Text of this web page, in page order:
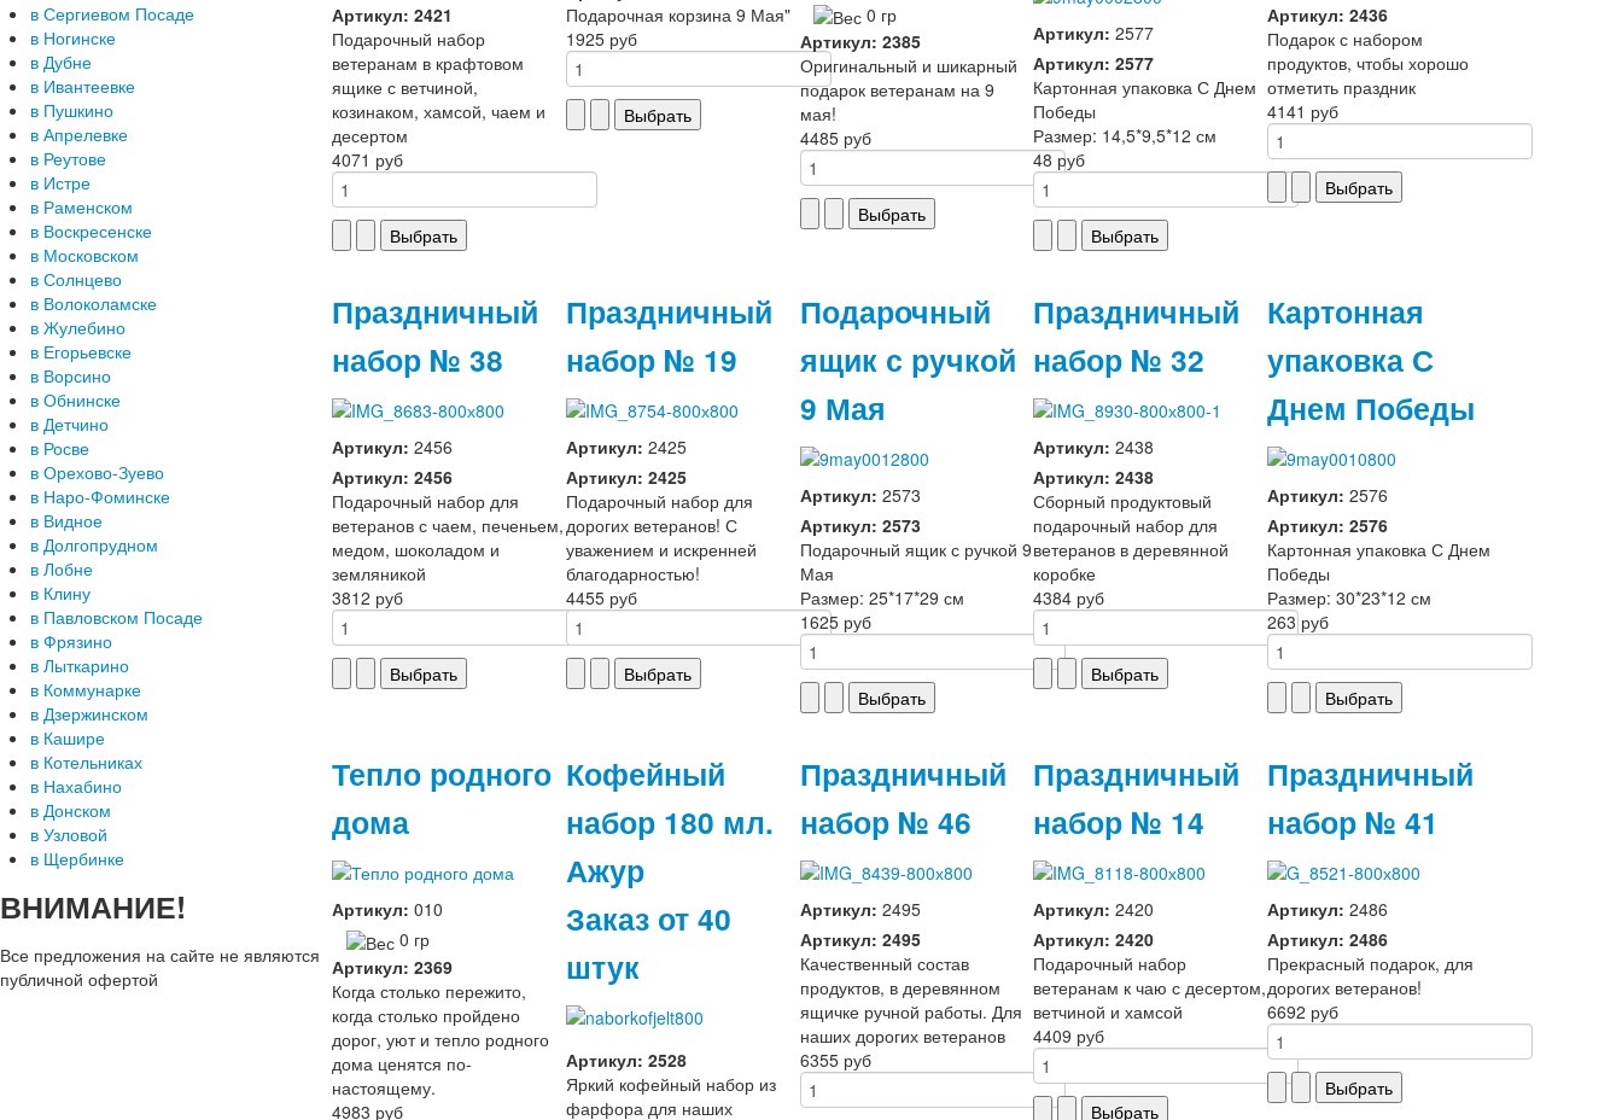
Артикул: 2421
Подарочный набор
ветеранам в крафтовом
ящике с ветчиной,
козинаком, хамсой, чаем и
десертом
4071 руб
Подарочная корзина 9 Мая"
1925 руб
0 гр
Артикул: 2385
Оригинальный и шикарный
подарок ветеранам на 9
мая!
4485 руб
Артикул: 2577
Артикул: 2577
Картонная упаковка С Днем
Победы
Размер: 14,5*9,5*12 см
48 руб
Артикул: 2436
Подарок с набором
продуктов, чтобы хорошо
отметить праздник
4141 руб
Праздничный
набор № 38
Артикул: 2456
Артикул: 2456
Подарочный набор для
ветеранов с чаем, печеньем,
медом, шоколадом и
земляникой
3812 руб
Праздничный
набор № 19
Артикул: 2425
Артикул: 2425
Подарочный набор для
дорогих ветеранов! С
уважением и искренней
благодарностью!
4455 руб
Подарочный
ящик с ручкой
9 Мая
Артикул: 2573
Артикул: 2573
Подарочный ящик с ручкой 9
Мая
Размер: 25*17*29 см
1625 руб
Праздничный
набор № 32
Артикул: 2438
Артикул: 2438
Сборный продуктовый
подарочный набор для
ветеранов в деревянной
коробке
4384 руб
Картонная
упаковка С
Днем Победы
Артикул: 2576
Артикул: 2576
Картонная упаковка С Днем
Победы
Размер: 30*23*12 см
263 руб
Тепло родного
дома
Артикул: 010
0 гр
Артикул: 2369
Когда столько пережито,
когда столько пройдено
дорог, уют и тепло родного
дома ценятся по-
настоящему.
4983 руб
Кофейный
набор 180 мл.
Ажур
Заказ от 40
штук
Артикул: 2528
Яркий кофейный набор из
фарфора для наших
Праздничный
набор № 46
Артикул: 2495
Артикул: 2495
Качественный состав
продуктов, в деревянном
ящичке ручной работы. Для
наших дорогих ветеранов
6355 руб
Праздничный
набор № 14
Артикул: 2420
Артикул: 2420
Подарочный набор
ветеранам к чаю с десертом,
ветчиной и хамсой
4409 руб
Праздничный
набор № 41
Артикул: 2486
Артикул: 2486
Прекрасный подарок, для
дорогих ветеранов!
6692 руб
в Сергиевом Посаде
в Ногинске
в Дубне
в Ивантеевке
в Пушкино
в Апрелевке
в Реутове
в Истре
в Раменском
в Воскресенске
в Московском
в Солнцево
в Волоколамске
в Жулебино
в Егорьевске
в Ворсино
в Обнинске
в Детчино
в Росве
в Орехово-Зуево
в Наро-Фоминске
в Видное
в Долгопрудном
в Лобне
в Клину
в Павловском Посаде
в Фрязино
в Лыткарино
в Коммунарке
в Дзержинском
в Кашире
в Котельниках
в Нахабино
в Донском
в Узловой
в Щербинке
ВНИМАНИЕ!
Все предложения на сайте не являются
публичной офертой